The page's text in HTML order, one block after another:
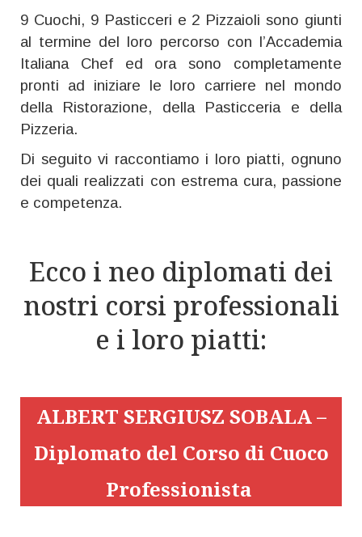
9 Cuochi, 9 Pasticceri e 2 Pizzaioli sono giunti
al termine del loro percorso con l’Accademia
Italiana Chef ed ora sono completamente
pronti ad iniziare le loro carriere nel mondo
della Ristorazione, della Pasticceria e della
Pizzeria.
Di seguito vi raccontiamo i loro piatti, ognuno
dei quali realizzati con estrema cura, passione
e competenza.
Ecco i neo diplomati dei
nostri corsi professionali
e i loro piatti:
ALBERT SERGIUSZ SOBALA –
Diplomato del Corso di Cuoco
Professionista